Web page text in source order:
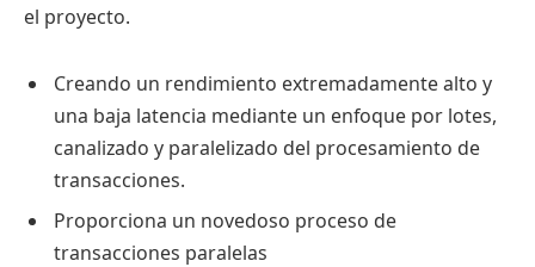
el proyecto.
Creando un rendimiento extremadamente alto y
una baja latencia mediante un enfoque por lotes,
canalizado y paralelizado del procesamiento de
transacciones.
Proporciona un novedoso proceso de
transacciones paralelas